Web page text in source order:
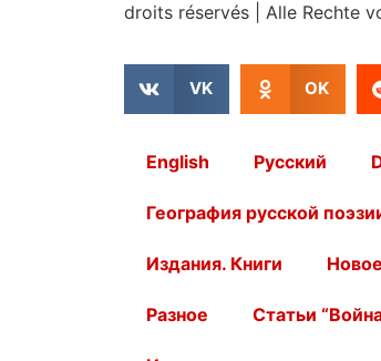
droits réservés
Alle Rechte
VK OK
English Русский
География русской
Издания. Книги
Разное Статьи